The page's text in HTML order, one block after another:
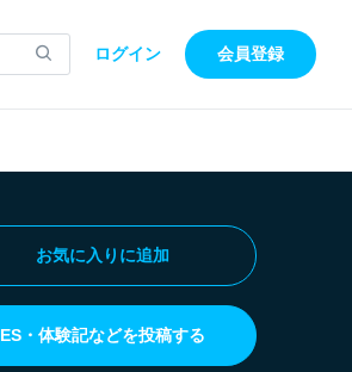
ログイン 会員登録
お気に入りに追加
ES・体験記などを投稿する